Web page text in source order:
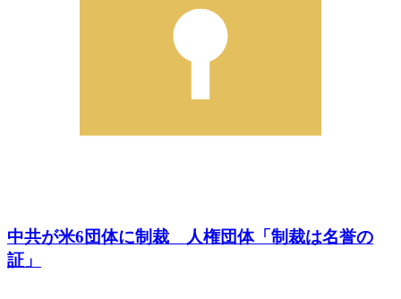
中共が米6団体に制裁 人権団体「制裁は名誉の
証」